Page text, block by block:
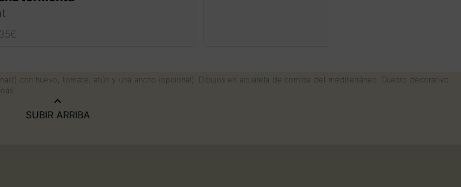
35€
con huevo, tomate, atún y una ancho (opcional). Dibujos en acuarela de comida del mediterráneo. Cuadro decorativo
SUBIR ARRIBA